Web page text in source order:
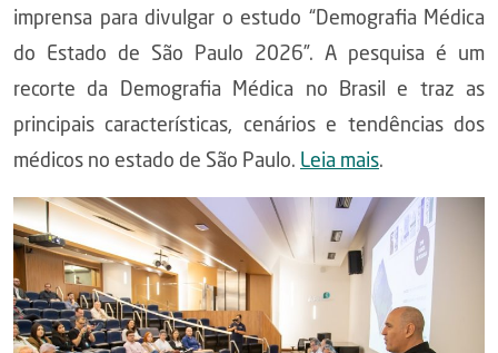
imprensa para divulgar o estudo “Demografia Médica
do Estado de São Paulo 2026”. A pesquisa é um
recorte da Demografia Médica no Brasil e traz as
principais características, cenários e tendências dos
médicos no estado de São Paulo. Leia mais.